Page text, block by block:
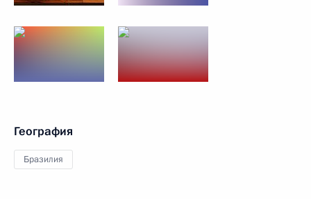
География
Бразилия